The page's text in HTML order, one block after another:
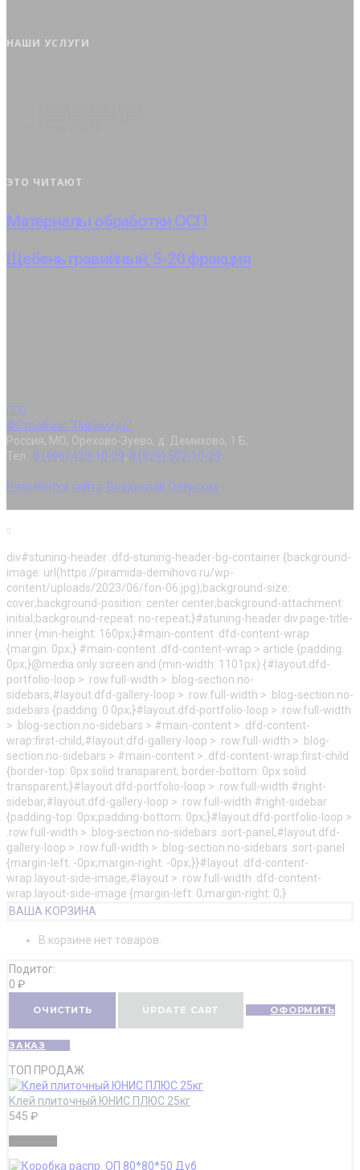
НАШИ УСЛУГИ
ЭТО ЧИТАЮТ
Материалы обработки ОСП
Щебень гравийный, 5-20 фракция
©Строймаг "Пирамида"
Россия, МО, Орехово-Зуево, д. Демихово, 1 Б;
Тел.: 8 (496) 429-10-29, 8 (929) 502-10-29
Разработка сайта: Владислав Олерских
div#stuning-header .dfd-stuning-header-bg-container {background-
image: url(https://piramida-demihovo.ru/wp-
content/uploads/2023/06/fon-06.jpg);background-size:
cover;background-position: center center;background-attachment:
initial;background-repeat: no-repeat;}#stuning-header div.page-title-
inner {min-height: 160px;}#main-content .dfd-content-wrap
{margin: 0px;} #main-content .dfd-content-wrap > article {padding:
0px;}@media only screen and (min-width: 1101px) {#layout.dfd-
portfolio-loop > .row.full-width > .blog-section.no-
sidebars,#layout.dfd-gallery-loop > .row.full-width > .blog-section.no-
sidebars {padding: 0 0px;}#layout.dfd-portfolio-loop > .row.full-width
> .blog-section.no-sidebars > #main-content > .dfd-content-
wrap:first-child,#layout.dfd-gallery-loop > .row.full-width > .blog-
section.no-sidebars > #main-content > .dfd-content-wrap:first-child
{border-top: 0px solid transparent; border-bottom: 0px solid
transparent;}#layout.dfd-portfolio-loop > .row.full-width #right-
sidebar,#layout.dfd-gallery-loop > .row.full-width #right-sidebar
{padding-top: 0px;padding-bottom: 0px;}#layout.dfd-portfolio-loop >
.row.full-width > .blog-section.no-sidebars .sort-panel,#layout.dfd-
gallery-loop > .row.full-width > .blog-section.no-sidebars .sort-panel
{margin-left: -0px;margin-right: -0px;}}#layout .dfd-content-
wrap.layout-side-image,#layout > .row.full-width .dfd-content-
wrap.layout-side-image {margin-left: 0;margin-right: 0;}
ВАША КОРЗИНА
В корзине нет товаров.
Подитог:
0 ₽
ОЧИСТИТЬ UPDATE CART ОФОРМИТЬ
ЗАКАЗ
ТОП ПРОДАЖ
Клей плиточный ЮНИС ПЛЮС 25кг
545 ₽